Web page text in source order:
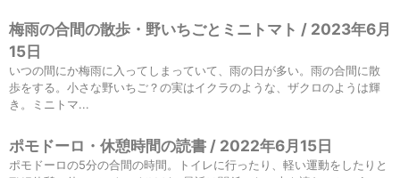
梅雨の合間の散歩・野いちごとミニトマト / 2023年6月
15日
いつの間にか梅雨に入ってしまっていて、雨の日が多い。雨の合間に散
歩をする。小さな野いちご？の実はイクラのような、ザクロのようは輝
き。ミニトマ...
ポモドーロ・休憩時間の読書 / 2022年6月15日
ポモドーロの5分の合間の時間。トイレに行ったり、軽い運動をしたりと